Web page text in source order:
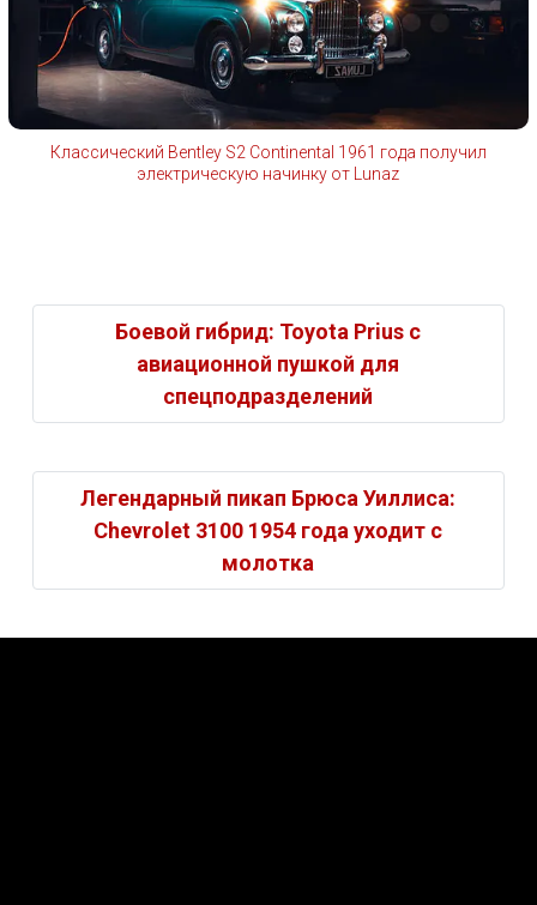
Классический Bentley S2 Continental 1961 года получил
электрическую начинку от Lunaz
Боевой гибрид: Toyota Prius с
авиационной пушкой для
спецподразделений
Легендарный пикап Брюса Уиллиса:
Chevrolet 3100 1954 года уходит с
молотка